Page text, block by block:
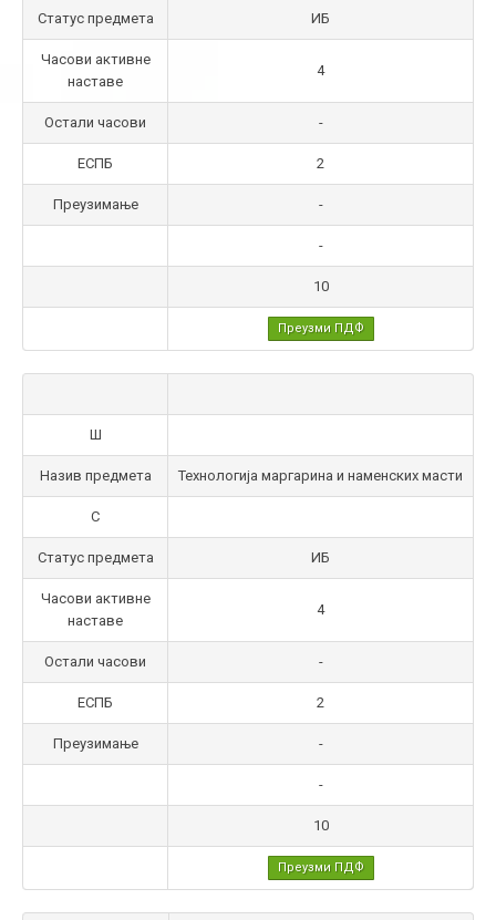
Статус предмета ИБ
Часови активне
наставе
4
Остали часови -
ЕСПБ 2
Преузимање -
-
10
Преузми ПДФ
Ш
Назив предмета Технологија маргарина и наменских масти
С
Статус предмета ИБ
Часови активне
наставе
4
Остали часови -
ЕСПБ 2
Преузимање -
-
10
Преузми ПДФ